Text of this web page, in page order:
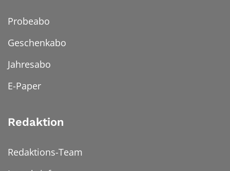
Probeabo
Geschenkabo
Jahresabo
E-Paper
Redaktion
Redaktions-Team